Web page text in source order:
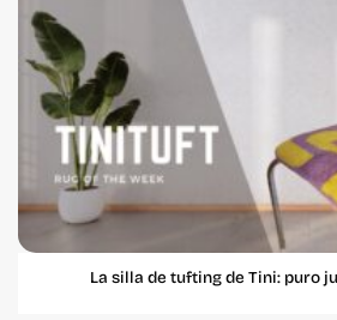
La silla de tufting de Tini: puro